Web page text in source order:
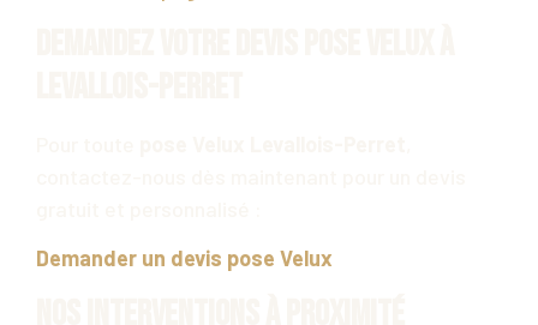
Demander un devis pose Velux